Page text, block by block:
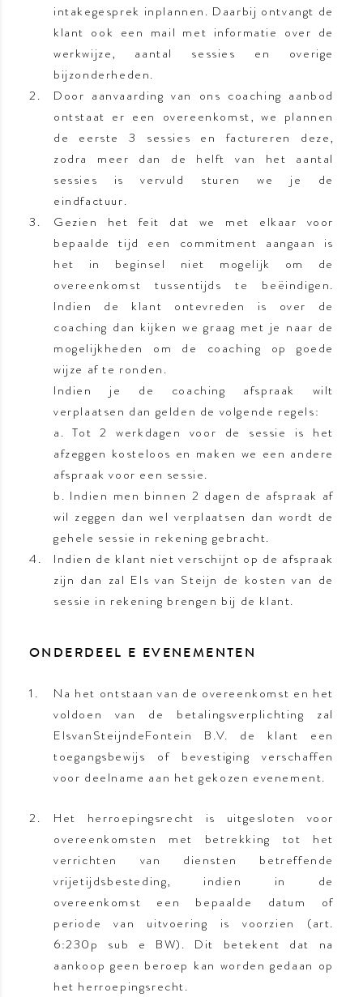
intakegesprek inplannen. Daarbij ontvangt de
klant ook een mail met informatie over de
werkwijze, aantal sessies en overige
bijzonderheden.
Door aanvaarding van ons coaching aanbod
ontstaat er een overeenkomst, we plannen
de eerste 3 sessies en factureren deze,
zodra meer dan de helft van het aantal
sessies is vervuld sturen we je de
eindfactuur.
Gezien het feit dat we met elkaar voor
bepaalde tijd een commitment aangaan is
het in beginsel niet mogelijk om de
overeenkomst tussentijds te beëindigen.
Indien de klant ontevreden is over de
coaching dan kijken we graag met je naar de
mogelijkheden om de coaching op goede
wijze af te ronden.
Indien je de coaching afspraak wilt
verplaatsen dan gelden de volgende regels:
a. Tot 2 werkdagen voor de sessie is het
afzeggen kosteloos en maken we een andere
afspraak voor een sessie.
b. Indien men binnen 2 dagen de afspraak af
wil zeggen dan wel verplaatsen dan wordt de
gehele sessie in rekening gebracht.
Indien de klant niet verschijnt op de afspraak
zijn dan zal Els van Steijn de kosten van de
sessie in rekening brengen bij de klant.
ONDERDEEL E EVENEMENTEN
Na het ontstaan van de overeenkomst en het
voldoen van de betalingsverplichting zal
ElsvanSteijndeFontein B.V. de klant een
toegangsbewijs of bevestiging verschaffen
voor deelname aan het gekozen evenement.
Het herroepingsrecht is uitgesloten voor
overeenkomsten met betrekking tot het
verrichten van diensten betreffende
vrijetijdsbesteding, indien in de
overeenkomst een bepaalde datum of
periode van uitvoering is voorzien (art.
6:230p sub e BW). Dit betekent dat na
aankoop geen beroep kan worden gedaan op
het herroepingsrecht.